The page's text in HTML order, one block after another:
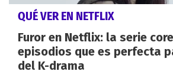
QUÉ VER EN NETFLIX
Furor en Netflix: la serie
episodios que es perfecta
del K-drama